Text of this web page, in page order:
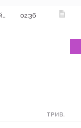
м. Дебальцеве, Горлівський район 02:36
ТРИВ.